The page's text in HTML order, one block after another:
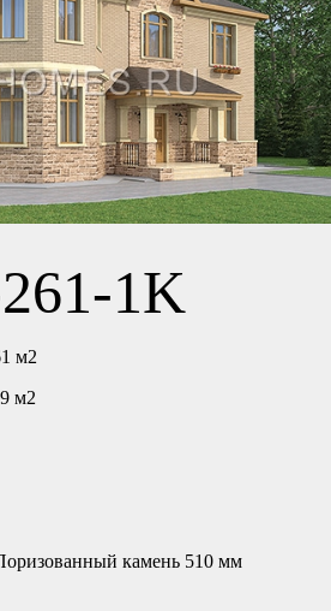
1K
м2
м2
камень 510 мм